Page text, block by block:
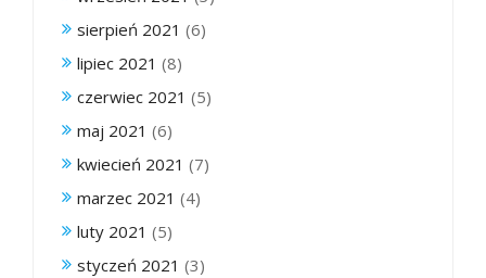
sierpień 2021 (6)
lipiec 2021 (8)
czerwiec 2021 (5)
maj 2021 (6)
kwiecień 2021 (7)
marzec 2021 (4)
luty 2021 (5)
styczeń 2021 (3)